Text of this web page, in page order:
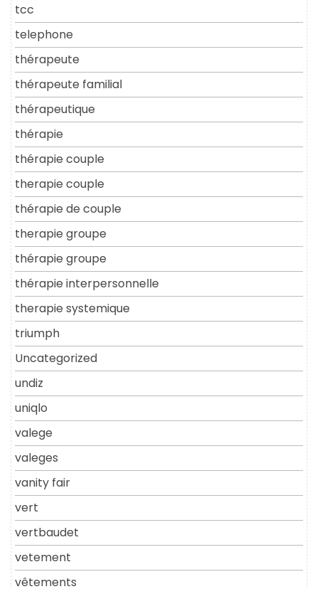
tcc
telephone
thérapeute
thérapeute familial
thérapeutique
thérapie
thérapie couple
therapie couple
thérapie de couple
therapie groupe
thérapie groupe
thérapie interpersonnelle
therapie systemique
triumph
Uncategorized
undiz
uniqlo
valege
valeges
vanity fair
vert
vertbaudet
vetement
vêtements